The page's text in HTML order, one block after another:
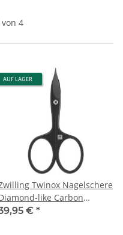
4
AUF LAGER
Twinox Nagelschere
like Carbon
€ *